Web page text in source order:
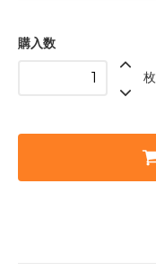
購入数
枚